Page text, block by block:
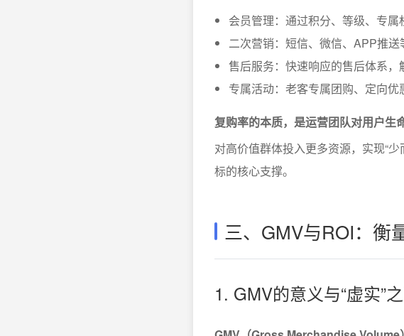
会员管理：通过积分、等级、专属
二次营销：短信、微信、APP推送
售后服务：快速响应的售后体系，
专属活动：老客专属团购、定向优
复购率的本质，是运营团队对用户生
对高价值群体投入更多资源，实现“
标的核心支撑。
三、GMV与ROI：衡
1. GMV的意义与“虚实”